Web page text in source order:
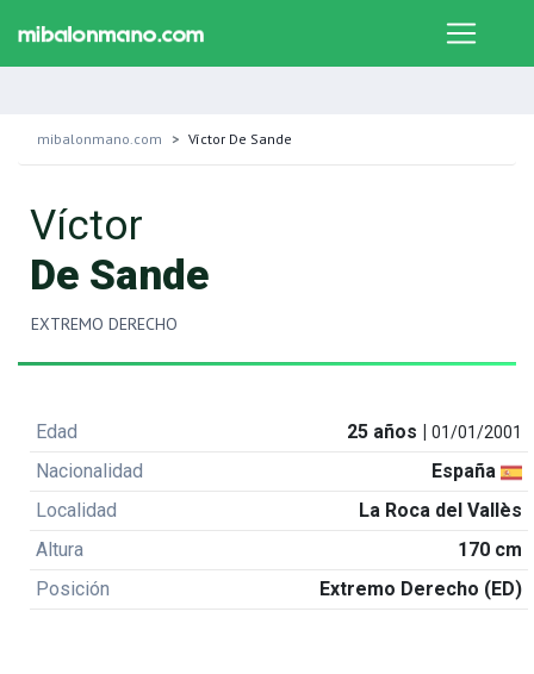
mibalonmano.com Víctor De Sande
Víctor
De Sande
EXTREMO DERECHO
Edad 25 años |01/01/2001
Nacionalidad
España
Localidad
La Roca del Vallès
Altura
170 cm
Posición
Extremo Derecho (ED)